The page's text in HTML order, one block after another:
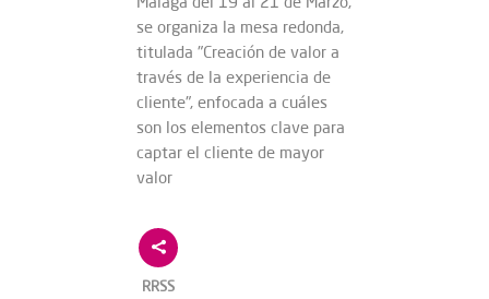
se organiza la mesa redonda,
titulada "Creación de valor a
través de la experiencia de
cliente", enfocada a cuáles
son los elementos clave para
captar el cliente de mayor
valor
RRSS